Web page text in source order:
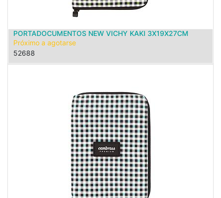
PORTADOCUMENTOS NEW VICHY KAKI 3X19X27CM
Próximo a agotarse
52688